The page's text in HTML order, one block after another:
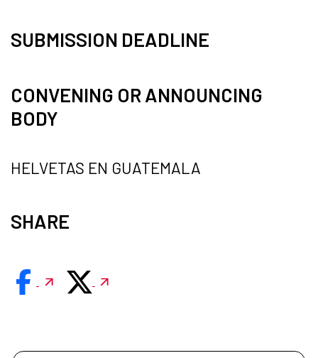
SUBMISSION DEADLINE
CONVENING OR ANNOUNCING
BODY
HELVETAS EN GUATEMALA
SHARE